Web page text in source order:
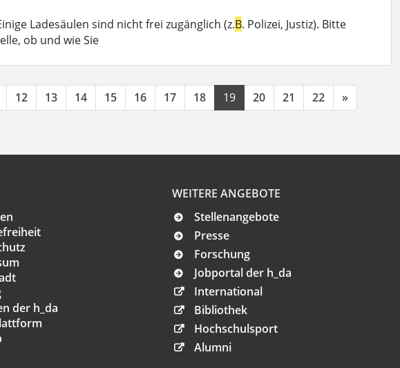
Ladesäulen sind nicht frei zugänglich (z.B. Polizei, Justiz). Bitte
ob und wie Sie
12 13 14 15 16 17 18 19 20 21 22 »
der h_da
WEITERE ANGEBOTE
Stellenangebote
Presse
Forschung
Jobportal der h_da
International
Bibliothek
Hochschulsport
Alumni